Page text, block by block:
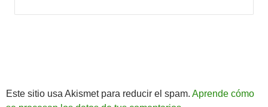
Este sitio usa Akismet para reducir el spam. Aprende cómo